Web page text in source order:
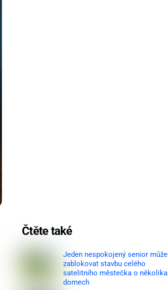
Čtěte také
Jeden nespokojený senior může
zablokovat stavbu celého
satelitního městečka o několika
domech